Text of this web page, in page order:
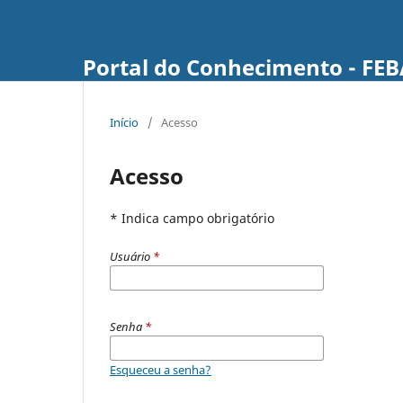
Portal do Conhecimento -
Início / Acesso
Acesso
* Indica campo obrigatório
Usuário *
Senha *
Esqueceu a senha?